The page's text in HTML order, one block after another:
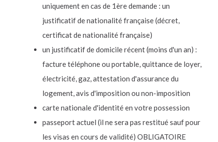
uniquement en cas de 1ère demande : un
justificatif de nationalité française (décret,
certificat de nationalité française)
un justificatif de domicile récent (moins d'un an) :
facture téléphone ou portable, quittance de loyer,
électricité, gaz, attestation d'assurance du
logement, avis d'imposition ou non-imposition
carte nationale d'identité en votre possession
passeport actuel (il ne sera pas restitué sauf pour
les visas en cours de validité) OBLIGATOIRE